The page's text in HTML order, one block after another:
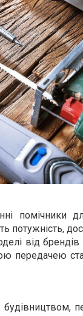
помічники
потужність,
від
передачею